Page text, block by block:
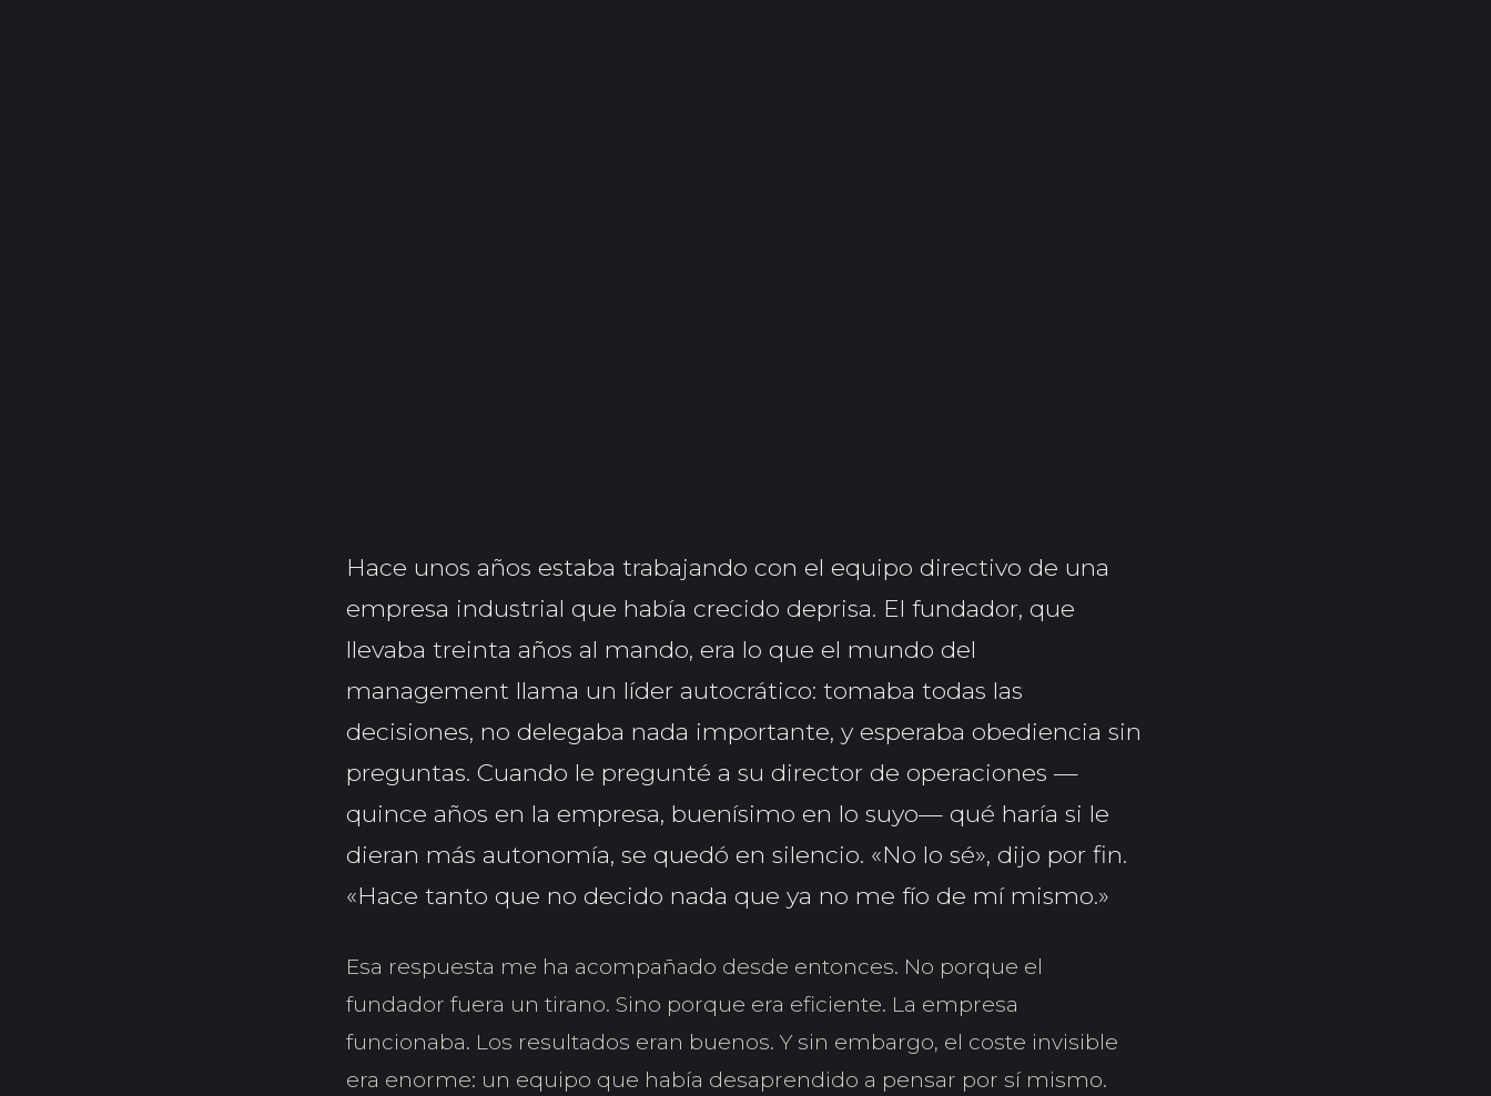
Hace unos años estaba trabajando con el equipo directivo de una
empresa industrial que había crecido deprisa. El fundador, que
llevaba treinta años al mando, era lo que el mundo del
management llama un líder autocrático: tomaba todas las
decisiones, no delegaba nada importante, y esperaba obediencia sin
preguntas. Cuando le pregunté a su director de operaciones —
quince años en la empresa, buenísimo en lo suyo— qué haría si le
dieran más autonomía, se quedó en silencio. «No lo sé», dijo por fin.
«Hace tanto que no decido nada que ya no me fío de mí mismo.»
Esa respuesta me ha acompañado desde entonces. No porque el
fundador fuera un tirano. Sino porque era eficiente. La empresa
funcionaba. Los resultados eran buenos. Y sin embargo, el coste invisible
era enorme: un equipo que había desaprendido a pensar por sí mismo.